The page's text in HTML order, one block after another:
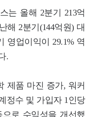
는 올해 2분기 213억
해 2분기(144억원) 대
영업이익이 29.1% 역
.
제품 마진 증가, 워커
정수 및 가입자 1인당
로 수익성을 개선했